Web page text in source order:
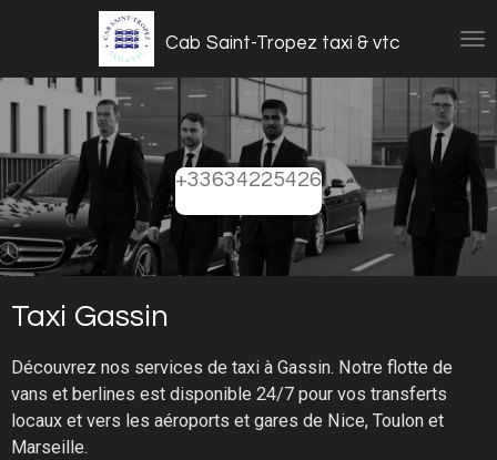
contenu
principal
Cab Saint-Tropez taxi & vtc
+33634225426
Taxi Gassin
Découvrez nos services de taxi à Gassin. Notre flotte de
vans et berlines est disponible 24/7 pour vos transferts
locaux et vers les aéroports et gares de Nice, Toulon et
Marseille.